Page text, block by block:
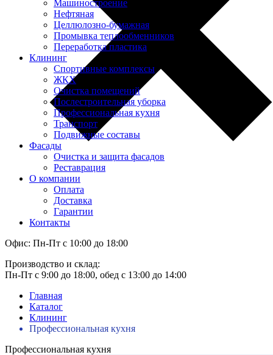
Машиностроение
Нефтяная
Целлюлозно-бумажная
Промывка теплообменников
Переработка пластика
Клининг
Спортивные комплексы
ЖКХ
Очистка помещений
Послестроительная уборка
Профессиональная кухня
Транспорт
Подвижные составы
Фасады
Очистка и защита фасадов
Реставрация
О компании
Оплата
Доставка
Гарантии
Контакты
Офис: Пн-Пт с 10:00 до 18:00
Производство и склад:
Пн-Пт с 9:00 до 18:00, обед с 13:00 до 14:00
Главная
Каталог
Клининг
Профессиональная кухня
Профессиональная кухня